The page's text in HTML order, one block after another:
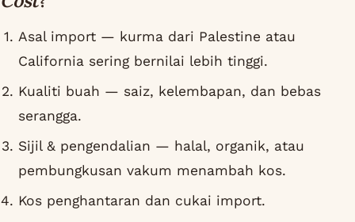
Asal import — kurma dari Palestine atau
California sering bernilai lebih tinggi.
Kualiti buah — saiz, kelembapan, dan bebas
serangga.
Sijil & pengendalian — halal, organik, atau
pembungkusan vakum menambah kos.
Kos penghantaran dan cukai import.